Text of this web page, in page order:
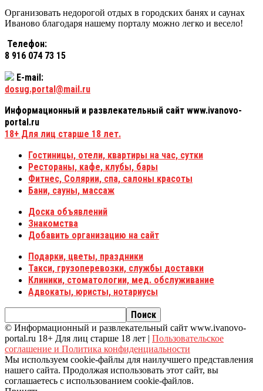
Организовать недорогой отдых в городских банях и саунах
Иваново благодаря нашему порталу можно легко и весело!
Телефон:
8 916 074 73 15
E-mail:
dosug.portal@mail.ru
Информационный и развлекательный сайт www.ivanovo-
portal.ru
18+ Для лиц старше 18 лет.
Гостиницы, отели, квартиры на час, сутки
Рестораны, кафе, клубы, бары
Фитнес, Солярии, спа, салоны красоты
Бани, сауны, массаж
Доска объявлений
Знакомства
Добавить организацию на сайт
Подарки, цветы, праздники
Такси, грузоперевозки, службы доставки
Клиники, стоматологии, мед. обслуживание
Адвокаты, юристы, нотариусы
© Информационный и развлекательный сайт www.ivanovo-
portal.ru 18+ Для лиц старше 18 лет | Пользовательское
соглашение и Политика конфиденциальности
Мы используем cookie-файлы для наилучшего представления
нашего сайта. Продолжая использовать этот сайт, вы
соглашаетесь с использованием cookie-файлов.